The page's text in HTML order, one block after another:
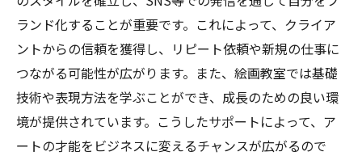
ランド化することが重要です。これによって、クライア
ントからの信頼を獲得し、リピート依頼や新規の仕事に
つながる可能性が広がります。また、絵画教室では基礎
技術や表現方法を学ぶことができ、成長のための良い環
境が提供されています。こうしたサポートによって、ア
ートの才能をビジネスに変えるチャンスが広がるので